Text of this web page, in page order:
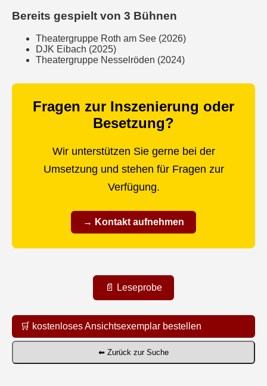
Bereits gespielt von 3 Bühnen
Theatergruppe Roth am See (2026)
DJK Eibach (2025)
Theatergruppe Nesselröden (2024)
Fragen zur Inszenierung oder
Besetzung?
Wir unterstützen Sie gerne bei der
Umsetzung und stehen für Fragen zur
Verfügung.
→ Kontakt aufnehmen
📄 Leseprobe
🛒 kostenloses Ansichtsexemplar bestellen
⬅ Zurück zur Suche